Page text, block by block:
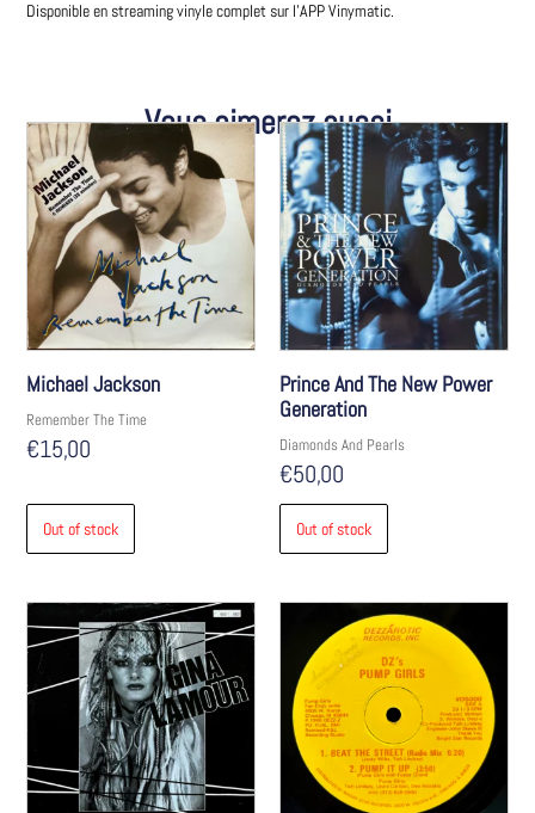
Disponible en streaming vinyle complet sur l’APP Vinymatic.
Vous aimerez aussi
Michael Jackson
Remember The Time
€15,00
Out of stock
Prince And The New Power
Generation
Diamonds And Pearls
€50,00
Out of stock